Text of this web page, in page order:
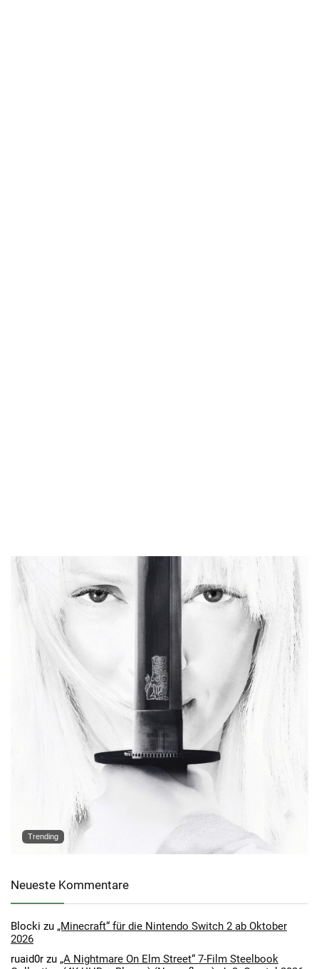
Trending
Neueste Kommentare
Blocki zu „Minecraft“ für die Nintendo Switch 2 ab Oktober
2026
ruaid0r zu „A Nightmare On Elm Street“ 7-Film Steelbook